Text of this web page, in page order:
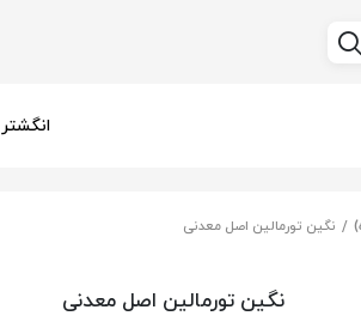
انگشتر
نگین تورمالین اصل معدنی
نگین تورمالین اصل معدنی